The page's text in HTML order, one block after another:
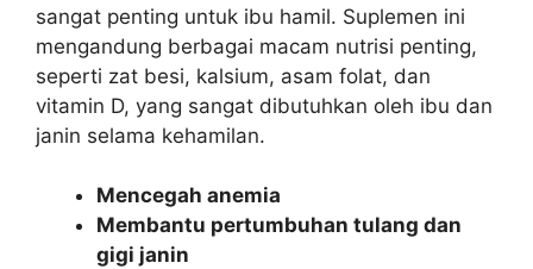
sangat penting untuk ibu hamil. Suplemen ini
mengandung berbagai macam nutrisi penting,
seperti zat besi, kalsium, asam folat, dan
vitamin D, yang sangat dibutuhkan oleh ibu dan
janin selama kehamilan.
Mencegah anemia
Membantu pertumbuhan tulang dan
gigi janin